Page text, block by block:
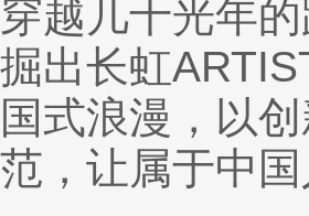
穿越几十光年
掘出长虹
国式浪漫，以
范，让属于中